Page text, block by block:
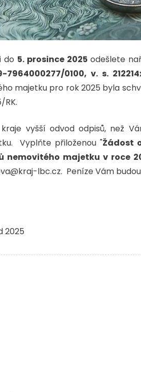
do 5. prosince 2025 odešlete
7964000277/0100, v. s.
majetku pro rok 2025 byla
RK.
vyšší odvod odpisů, než
Vyplňte přiloženou "Žádost
nemovitého majetku v roce
lbc.cz. Peníze Vám
2025